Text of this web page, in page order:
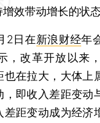
效带动增长的状态
日在新浪财经年
，改革开放以来
也在拉大，大体上
，即收入差距变动
差距变动成为经济